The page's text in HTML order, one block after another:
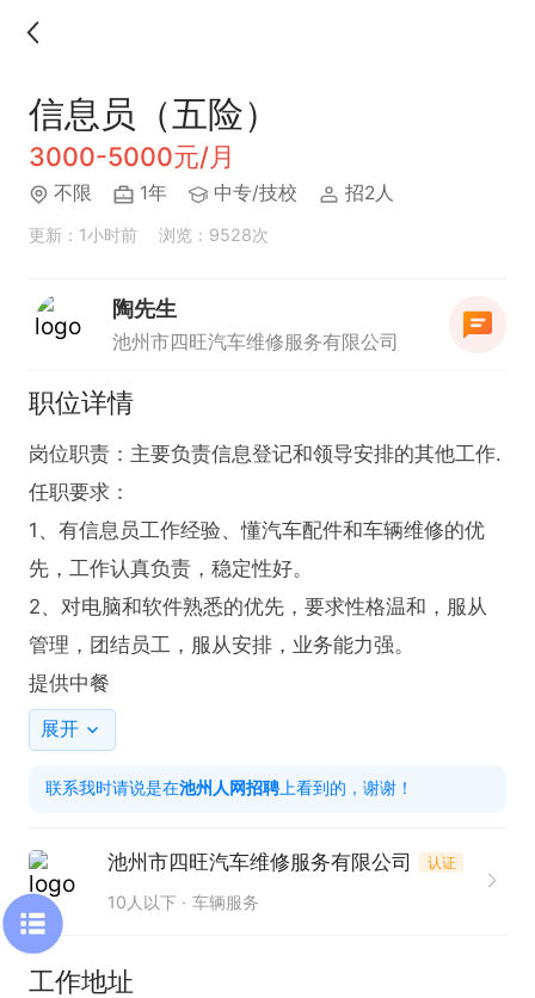
信息员（五险）
3000-5000元/月
不限 1年 中专/技校 招2人
更新：1小时前 浏览：9528次
陶先生
池州市四旺汽车维修服务有限公司
职位详情
岗位职责：主要负责信息登记和领导安排的其他工作.
任职要求：
1、有信息员工作经验、懂汽车配件和车辆维修的优
先，工作认真负责，稳定性好。
2、对电脑和软件熟悉的优先，要求性格温和，服从
管理，团结员工，服从安排，业务能力强。
提供中餐
展开
联系我时请说是在池州人网招聘 上看到的，谢谢！
池州市四旺汽车维修服务有限公司 认证
10人以下 车辆服务
工作地址